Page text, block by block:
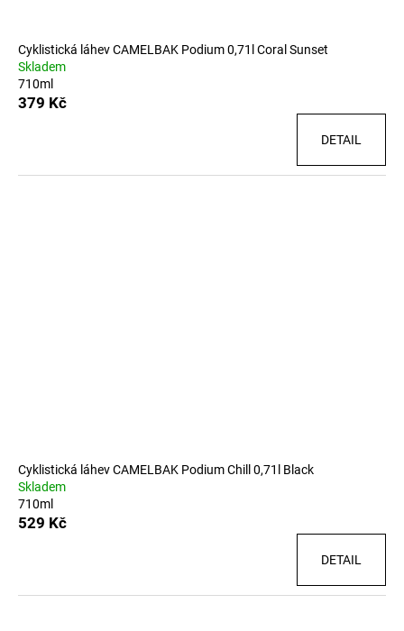
Cyklistická láhev CAMELBAK Podium 0,71l Coral Sunset
Skladem
710ml
379 Kč
DETAIL
Cyklistická láhev CAMELBAK Podium Chill 0,71l Black
Skladem
710ml
529 Kč
DETAIL